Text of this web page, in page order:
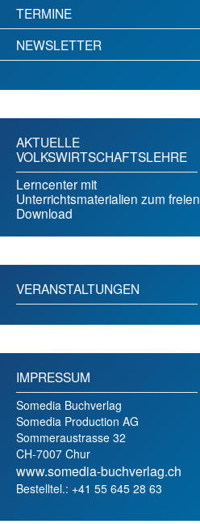
TERMINE
NEWSLETTER
AKTUELLE
VOLKSWIRTSCHAFTSLEHRE
Lerncenter mit
Unterrichtsmaterialien zum freien
Download
VERANSTALTUNGEN
IMPRESSUM
Somedia Buchverlag
Somedia Production AG
Sommeraustrasse 32
CH-7007 Chur
www.somedia-buchverlag.ch
Bestelltel.: +41 55 645 28 63